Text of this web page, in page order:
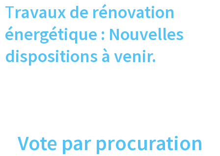
Travaux de rénovation
énergétique : Nouvelles
dispositions à venir.
Vote par procuration